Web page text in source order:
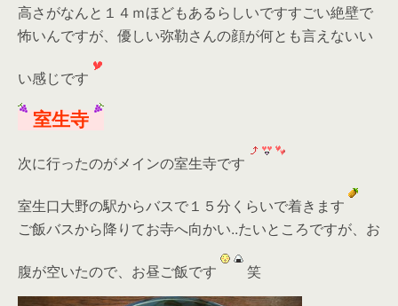
高さがなんと１４ｍほどもあるらしいですすごい絶壁で
怖いんですが、優しい弥勒さんの顔が何とも言えないい
い感じです
室生寺
次に行ったのがメインの室生寺です
室生口大野の駅からバスで１５分くらいで着きます
ご飯バスから降りてお寺へ向かい..たいところですが、お
腹が空いたので、お昼ご飯です 笑